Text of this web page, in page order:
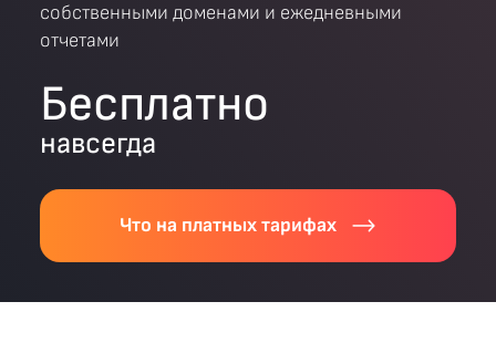
собственными доменами и ежедневными
отчетами
Бесплатно
навсегда
Что на платных тарифах